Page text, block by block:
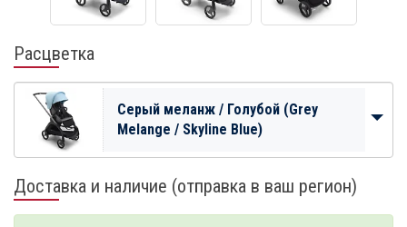
Расцветка
Серый меланж / Голубой (Grey
Melange / Skyline Blue)
Доставка и наличие (отправка в ваш регион)